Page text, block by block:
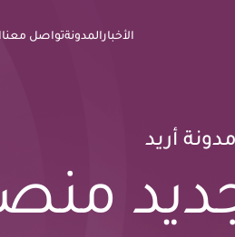
الأخبارالمدونةتواصل معنا
مدونة أريد